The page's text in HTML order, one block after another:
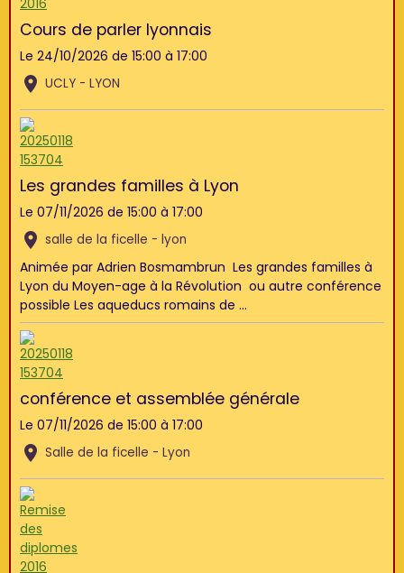
Cours de parler lyonnais
Le 24/10/2026 de 15:00 à 17:00
UCLY - LYON
Les grandes familles à Lyon
Le 07/11/2026 de 15:00 à 17:00
salle de la ficelle - lyon
Animée par Adrien Bosmambrun Les grandes familles à
Lyon du Moyen-age à la Révolution ou autre conférence
possible Les aqueducs romains de ...
conférence et assemblée générale
Le 07/11/2026 de 15:00 à 17:00
Salle de la ficelle - Lyon